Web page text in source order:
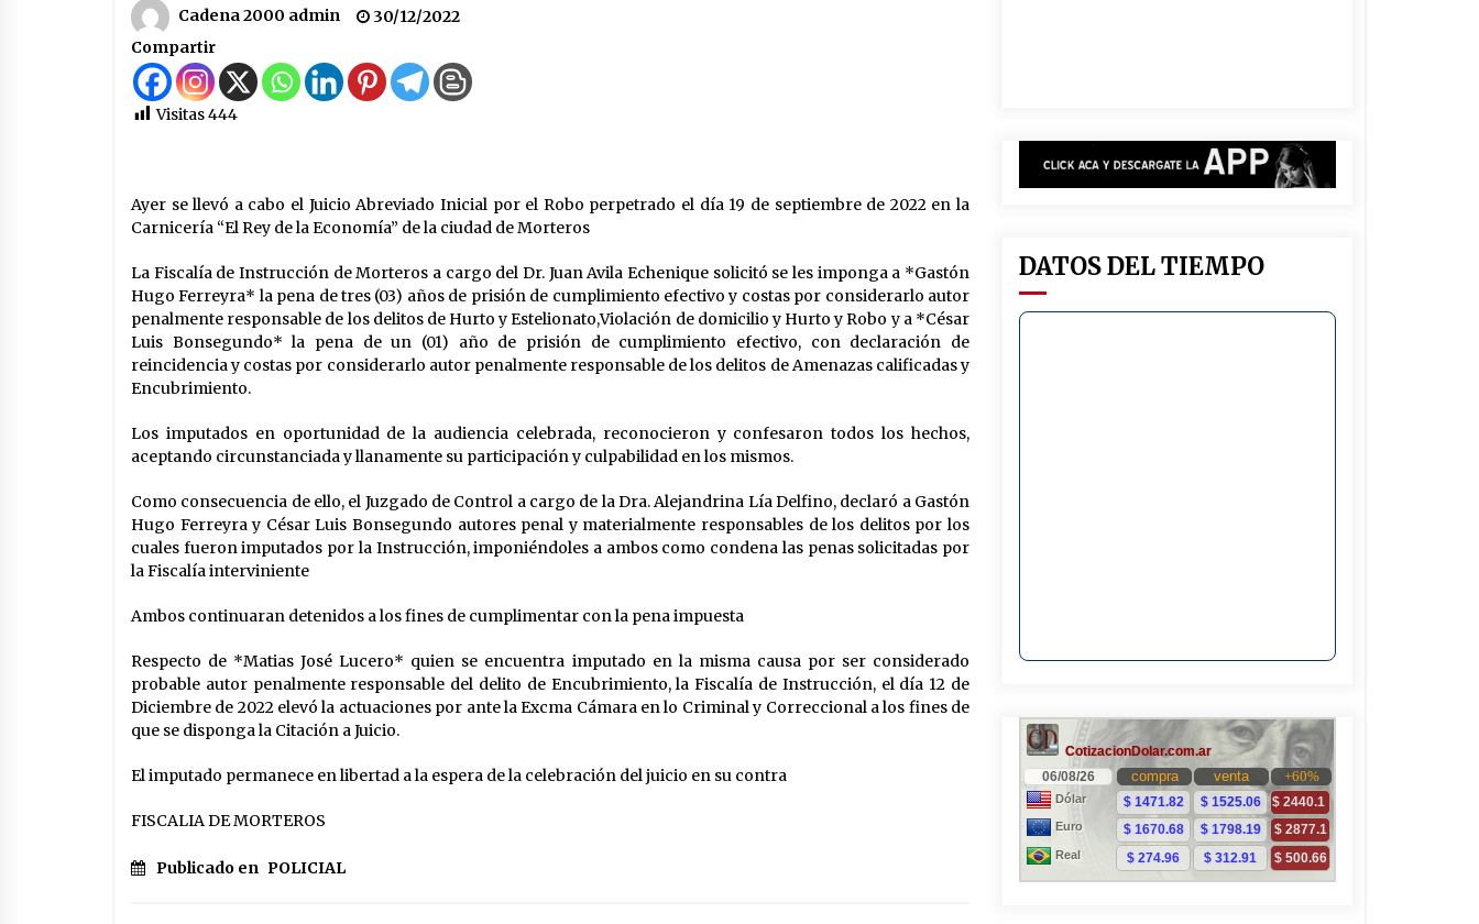
una moto
05/08/2026
Arrufó fue sede de una Jornada de
Capacitación del programa
provincial «Crecer Capacita»
Fondo de Asistencia Educativa por
$26 millones
03/08/2026
destrabar
Brinkmann: Falleció el hombre que
permanecía internado tras un
Cadena 2000 admin
30/12/2022
Compartir
Visitas444
Ayer se llevó a cabo el Juicio Abreviado Inicial por el Robo perpetrado el día 19 de septiembre de 2022 en la
Carnicería “El Rey de la Economía” de la ciudad de Morteros
La Fiscalía de Instrucción de Morteros a cargo del Dr. Juan Avila Echenique solicitó se les imponga a *Gastón
Hugo Ferreyra* la pena de tres (03) años de prisión de cumplimiento efectivo y costas por considerarlo autor
penalmente responsable de los delitos de Hurto yEstelionato,Violación de domicilio y Hurto y Robo y a *César
Luis Bonsegundo* la pena de un (01) año de prisión de cumplimiento efectivo, con declaración de
reincidencia y costas por considerarlo autor penalmente responsable de los delitos de Amenazas calificadas y
Encubrimiento.
Los imputados en oportunidad de la audiencia celebrada, reconocieron y confesaron todos los hechos,
aceptando circunstanciada y llanamente su participación y culpabilidad en los mismos.
Como consecuencia de ello, el Juzgado de Control a cargo de la Dra. Alejandrina Lía Delfino, declaró a Gastón
Hugo Ferreyra y César Luis Bonsegundo autores penal y materialmente responsables de los delitos por los
cuales fueron imputados por la Instrucción, imponiéndoles a ambos como condena las penas solicitadas por
la Fiscalía interviniente
Ambos continuaran detenidos a los fines de cumplimentar con la pena impuesta
Respecto de *Matias José Lucero* quien se encuentra imputado en la misma causa por ser considerado
probable autor penalmente responsable del delito de Encubrimiento, la Fiscalía de Instrucción, el día 12 de
Diciembre de 2022 elevó la actuaciones por ante la Excma Cámara en lo Criminal y Correccional a los fines de
que se disponga la Citación a Juicio.
El imputado permanece en libertad a la espera de la celebración del juicio en su contra
FISCALIA DE MORTEROS
Publicado en POLICIAL
DATOS DEL TIEMPO